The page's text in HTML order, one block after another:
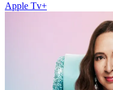
Apple Tv+